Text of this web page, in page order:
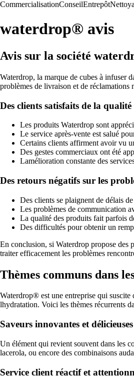
CommercialisationConseilEntrepôt
waterdrop® avis
Avis sur la société
Waterdrop, la marque de cubes à infuser
problèmes de livraison et de réclamations
Des clients satisfaits de la
Les produits Waterdrop sont
Le service après-vente est salué
Certains clients affirment avoir vu
Des gestes commerciaux ont été
Lamélioration constante des
Des retours négatifs sur les
Des clients se plaignent de délais
Les problèmes de communication
La qualité des produits fait parfois
Des difficultés pour obtenir un
En conclusion, si Waterdrop propose des
traiter efficacement les problèmes
Thèmes communs dans
Waterdrop® est une entreprise qui suscite
lhydratation. Voici les thèmes récurrents
Saveurs innovantes et délicieuses
Un élément qui revient souvent dans les
lacerola, ou encore des combinaisons
Service client réactif et